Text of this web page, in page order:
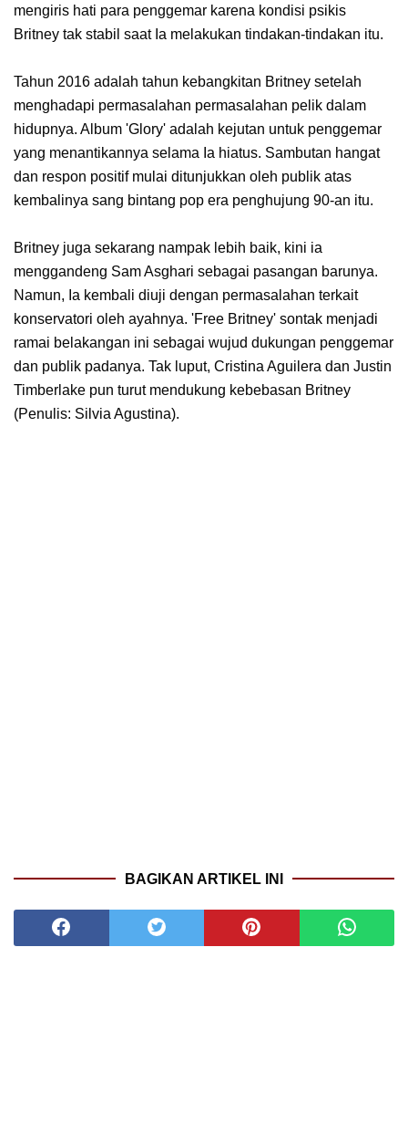
mengiris hati para penggemar karena kondisi psikis
Britney tak stabil saat Ia melakukan tindakan-tindakan itu.
Tahun 2016 adalah tahun kebangkitan Britney setelah
menghadapi permasalahan permasalahan pelik dalam
hidupnya. Album 'Glory' adalah kejutan untuk penggemar
yang menantikannya selama Ia hiatus. Sambutan hangat
dan respon positif mulai ditunjukkan oleh publik atas
kembalinya sang bintang pop era penghujung 90-an itu.
Britney juga sekarang nampak lebih baik, kini ia
menggandeng Sam Asghari sebagai pasangan barunya.
Namun, Ia kembali diuji dengan permasalahan terkait
konservatori oleh ayahnya. 'Free Britney' sontak menjadi
ramai belakangan ini sebagai wujud dukungan penggemar
dan publik padanya. Tak luput, Cristina Aguilera dan Justin
Timberlake pun turut mendukung kebebasan Britney
(Penulis: Silvia Agustina).
BAGIKAN ARTIKEL INI